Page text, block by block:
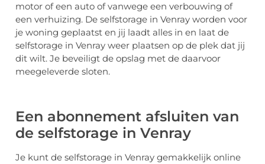
motor of een auto of vanwege een verbouwing of
een verhuizing. De selfstorage in Venray worden voor
je woning geplaatst en jij laadt alles in en laat de
selfstorage in Venray weer plaatsen op de plek dat jij
dit wilt. Je beveiligt de opslag met de daarvoor
meegeleverde sloten.
Een abonnement afsluiten van
de selfstorage in Venray
Je kunt de selfstorage in Venray gemakkelijk online